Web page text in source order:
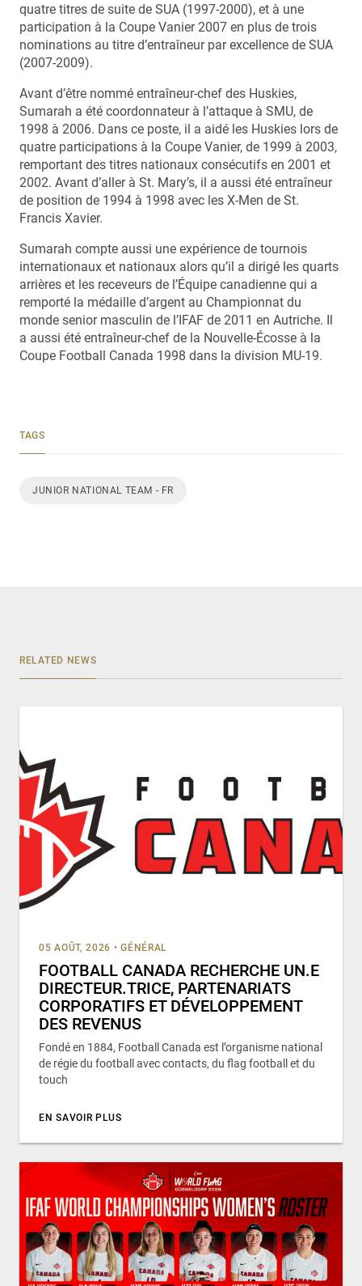
quatre titres de suite de SUA (1997-2000), et à une
participation à la Coupe Vanier 2007 en plus de trois
nominations au titre d’entraîneur par excellence de SUA
(2007-2009).
Avant d’être nommé entraîneur-chef des Huskies,
Sumarah a été coordonnateur à l’attaque à SMU, de
1998 à 2006. Dans ce poste, il a aidé les Huskies lors de
quatre participations à la Coupe Vanier, de 1999 à 2003,
remportant des titres nationaux consécutifs en 2001 et
2002. Avant d’aller à St. Mary’s, il a aussi été entraîneur
de position de 1994 à 1998 avec les X-Men de St.
Francis Xavier.
Sumarah compte aussi une expérience de tournois
internationaux et nationaux alors qu’il a dirigé les quarts
arrières et les receveurs de l’Équipe canadienne qui a
remporté la médaille d’argent au Championnat du
monde senior masculin de l’IFAF de 2011 en Autriche. Il
a aussi été entraîneur-chef de la Nouvelle-Écosse à la
Coupe Football Canada 1998 dans la division MU-19.
TAGS
JUNIOR NATIONAL TEAM - FR
RELATED NEWS
05 AOÛT, 2026 • GÉNÉRAL
FOOTBALL CANADA RECHERCHE UN.E
DIRECTEUR.TRICE, PARTENARIATS
CORPORATIFS ET DÉVELOPPEMENT
DES REVENUS
Fondé en 1884, Football Canada est l’organisme national
de régie du football avec contacts, du flag football et du
touch
EN SAVOIR PLUS